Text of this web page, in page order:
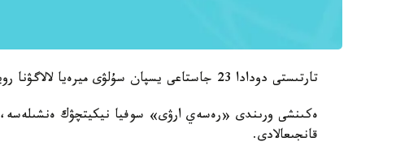
تارتىستى دودادا 23 جاستاعى يسپان سۇلۋى ميرەيا لالاگۋنا رويو «الەم ارۋى-2015» اتاندى.
ەكىنشى ورىندى «رەسەي ارۋى» سوفيا نيكيتچۋك ەنشىلەسە،
قانجىعالادى.